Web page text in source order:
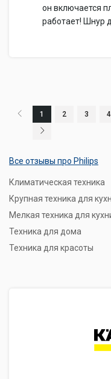
он включается
работает! Шнур
1 2 3 4
Все отзывы про Philips
Климатическая техника
Крупная техника для
Мелкая техника для
Техника для дома
Техника для красоты